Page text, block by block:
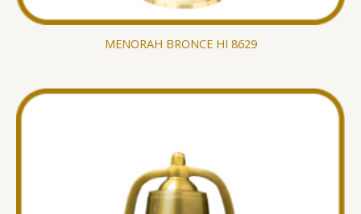
MENORAH BRONCE HI 8629